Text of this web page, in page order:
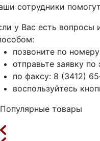
сотрудники
у Вас есть вопросы
позвоните по
отправьте заявку
по факсу: 8 (3412)
воспользуйтесь
Популярные товары